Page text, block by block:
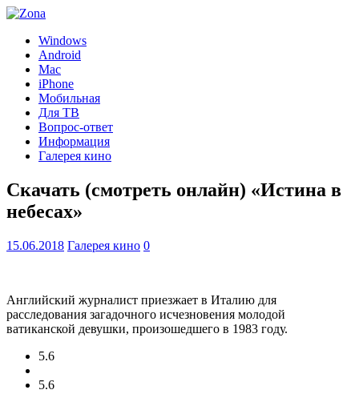
Windows
Android
Mac
iPhone
Мобильная
Для ТВ
Вопрос-ответ
Информация
Галерея кино
Скачать (смотреть онлайн) «Истина в
небесах»
15.06.2018 Галерея кино 0
Английский журналист приезжает в Италию для
расследования загадочного исчезновения молодой
ватиканской девушки, произошедшего в 1983 году.
5.6
5.6